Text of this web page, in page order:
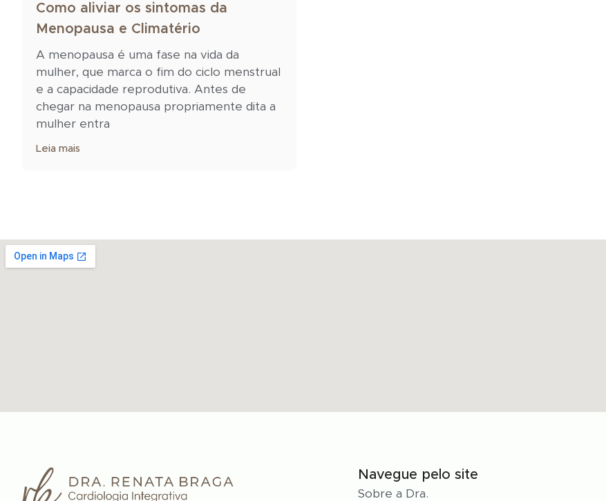
Como aliviar os sintomas da
Menopausa e Climatério
A menopausa é uma fase na vida da
mulher, que marca o fim do ciclo menstrual
e a capacidade reprodutiva. Antes de
chegar na menopausa propriamente dita a
mulher entra
Leia mais
Navegue pelo site
Sobre a Dra.